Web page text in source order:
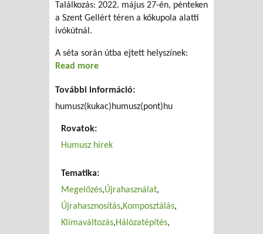
Találkozás: 2022. május 27-én, pénteken
a Szent Gellért téren a kőkupola alatti
ivókútnál.
A séta során útba ejtett helyszínek:
Read more
További információ:
humusz(kukac)humusz(pont)hu
Rovatok:
Humusz hírek
Tematika:
Megelőzés Újrahasználat
Újrahasznosítás Komposztálás
Klímaváltozás Hálózatépítés